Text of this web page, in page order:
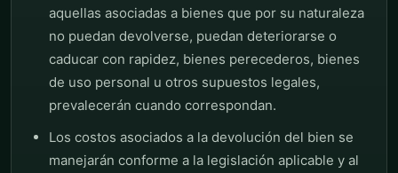
aquellas asociadas a bienes que por su naturaleza
no puedan devolverse, puedan deteriorarse o
caducar con rapidez, bienes perecederos, bienes
de uso personal u otros supuestos legales,
prevalecerán cuando correspondan.
Los costos asociados a la devolución del bien se
manejarán conforme a la legislación aplicable y al